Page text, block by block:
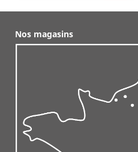
Nos magasins